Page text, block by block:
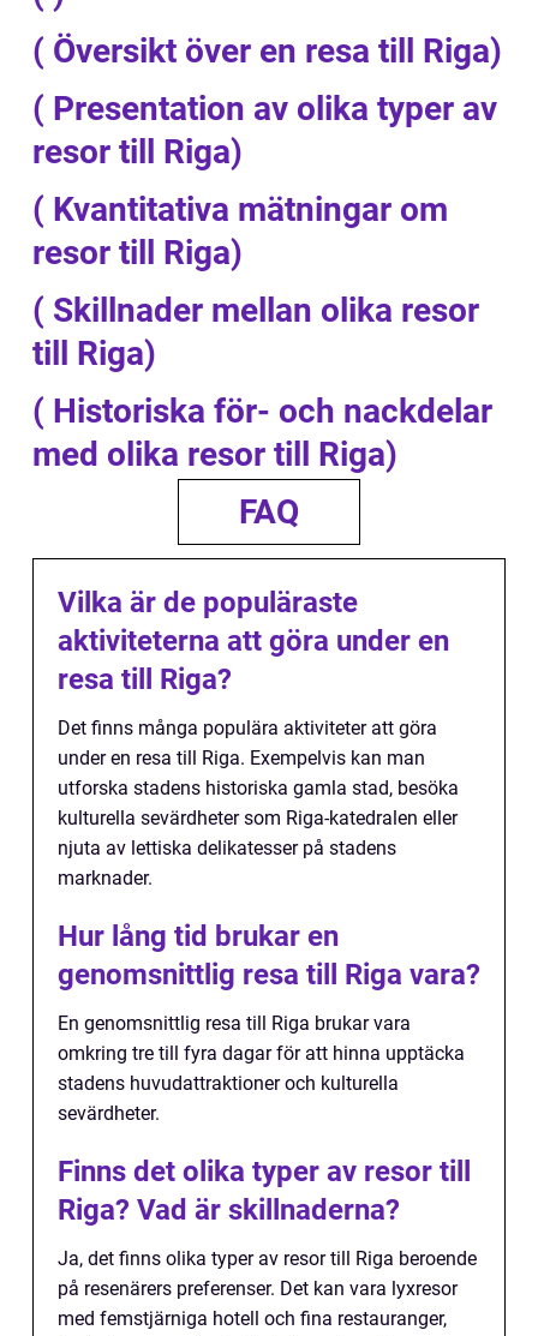
( Översikt över en resa till Riga)
( Presentation av olika typer av
resor till Riga)
( Kvantitativa mätningar om
resor till Riga)
( Skillnader mellan olika resor
till Riga)
( Historiska för- och nackdelar
med olika resor till Riga)
FAQ
Vilka är de populäraste
aktiviteterna att göra under en
resa till Riga?
Det finns många populära aktiviteter att göra
under en resa till Riga. Exempelvis kan man
utforska stadens historiska gamla stad, besöka
kulturella sevärdheter som Riga-katedralen eller
njuta av lettiska delikatesser på stadens
marknader.
Hur lång tid brukar en
genomsnittlig resa till Riga vara?
En genomsnittlig resa till Riga brukar vara
omkring tre till fyra dagar för att hinna upptäcka
stadens huvudattraktioner och kulturella
sevärdheter.
Finns det olika typer av resor till
Riga? Vad är skillnaderna?
Ja, det finns olika typer av resor till Riga beroende
på resenärers preferenser. Det kan vara lyxresor
med femstjärniga hotell och fina restauranger,